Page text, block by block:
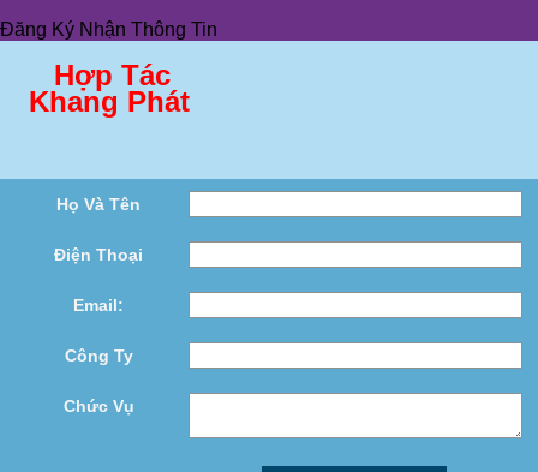
Đăng Ký Nhận Thông Tin
Hợp Tác
Khang Phát
Họ Và Tên
Điện Thoại
Email:
Công Ty
Chức Vụ